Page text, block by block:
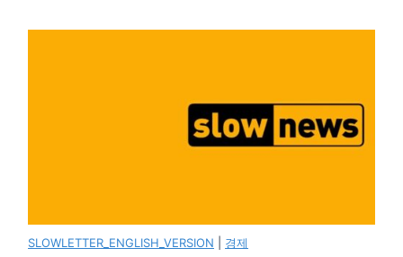
SLOWLETTER_ENGLISH_VERSION 경제